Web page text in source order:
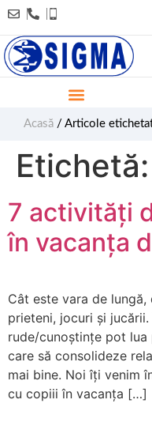
Acasă / Articole
Etichetă:
7 activități
în vacanța
Cât este vara de
prieteni, jocuri și
rude/cunoștințe pot
care să consolideze
mai bine. Noi îți venim
cu copiii în vacanța […]